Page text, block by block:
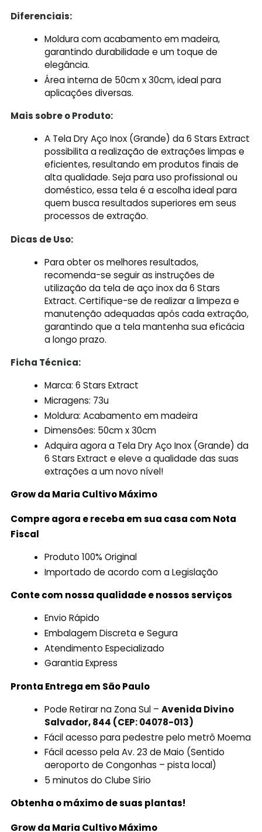
Diferenciais:
Moldura com acabamento em madeira,
garantindo durabilidade e um toque de
elegância.
Área interna de 50cm x 30cm, ideal para
aplicações diversas.
Mais sobre o Produto:
A Tela Dry Aço Inox (Grande) da 6 Stars Extract
possibilita a realização de extrações limpas e
eficientes, resultando em produtos finais de
alta qualidade. Seja para uso profissional ou
doméstico, essa tela é a escolha ideal para
quem busca resultados superiores em seus
processos de extração.
Dicas de Uso:
Para obter os melhores resultados,
recomenda-se seguir as instruções de
utilização da tela de aço inox da 6 Stars
Extract. Certifique-se de realizar a limpeza e
manutenção adequadas após cada extração,
garantindo que a tela mantenha sua eficácia
a longo prazo.
Ficha Técnica:
Marca: 6 Stars Extract
Micragens: 73u
Moldura: Acabamento em madeira
Dimensões: 50cm x 30cm
Adquira agora a Tela Dry Aço Inox (Grande) da
6 Stars Extract e eleve a qualidade das suas
extrações a um novo nível!
Grow da Maria CultivoMáximo
Compre agora e receba em sua casa com Nota
Fiscal
Produto 100% Original
Importado de acordo com a Legislação
Conte com nossa qualidade e nossos serviços
Envio Rápido
Embalagem Discreta e Segura
Atendimento Especializado
Garantia Express
Pronta Entrega em São Paulo
Pode Retirar na Zona Sul –Avenida Divino
Salvador, 844 (CEP: 04078-013)
Fácil acesso para pedestre pelo metrô Moema
Fácil acesso pela Av. 23 de Maio (Sentido
aeroporto de Congonhas – pista local)
5 minutos do Clube Sírio
Obtenha o máximo de suas plantas!
Grow da Maria Cultivo Máximo